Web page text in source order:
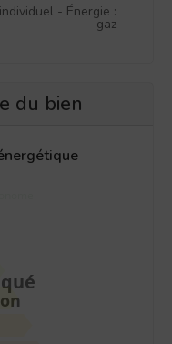
- Énergie :
gaz
du bien